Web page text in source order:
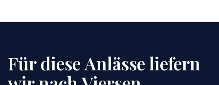
Für diese Anlässe liefern